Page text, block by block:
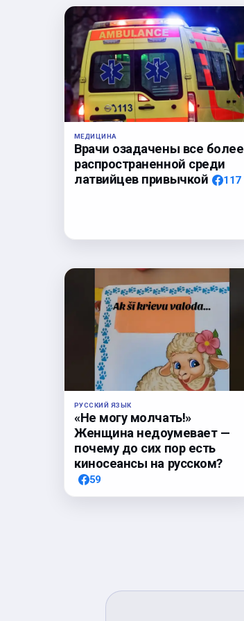
МЕДИЦИНА
Врачи озадачены все более
распространенной среди
латвийцев привычкой
117
РУССКИЙ ЯЗЫК
«Не могу молчать!»
Женщина недоумевает —
почему до сих пор есть
киносеансы на русском?
59